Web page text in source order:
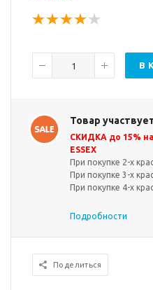
В
Товар
СКИДКА до 15% на
ESSEX
При покупке 2-х
При покупке 3-х
При покупке 4-х
Подробности
Поделиться